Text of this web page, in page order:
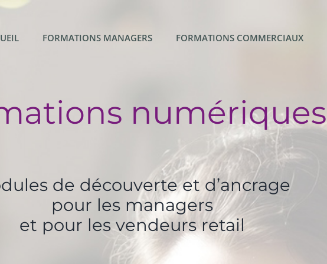
FORMATIONS MANAGERS FORMATIONS COMMERCIAUX
numériques
de découverte et d’ancrage
pour les managers
et pour les vendeurs retail